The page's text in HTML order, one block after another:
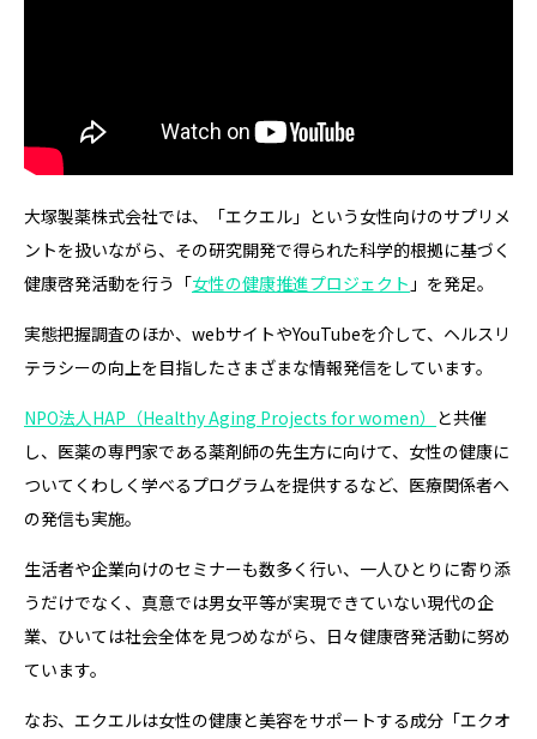
大塚製薬株式会社では、「エクエル」という女性向けのサプリメ
ントを扱いながら、その研究開発で得られた科学的根拠に基づく
健康啓発活動を行う「女性の健康推進プロジェクト 」を発足。
実態把握調査のほか、webサイトやYouTubeを介して、ヘルスリ
テラシーの向上を目指したさまざまな情報発信をしています。
NPO法人HAP（Healthy Aging Projects for women） と共催
し、医薬の専門家である薬剤師の先生方に向けて、女性の健康に
ついてくわしく学べるプログラムを提供するなど、医療関係者へ
の発信も実施。
生活者や企業向けのセミナーも数多く行い、一人ひとりに寄り添
うだけでなく、真意では男女平等が実現できていない現代の企
業、ひいては社会全体を見つめながら、日々健康啓発活動に努め
ています。
なお、エクエルは女性の健康と美容をサポートする成分「エクオ